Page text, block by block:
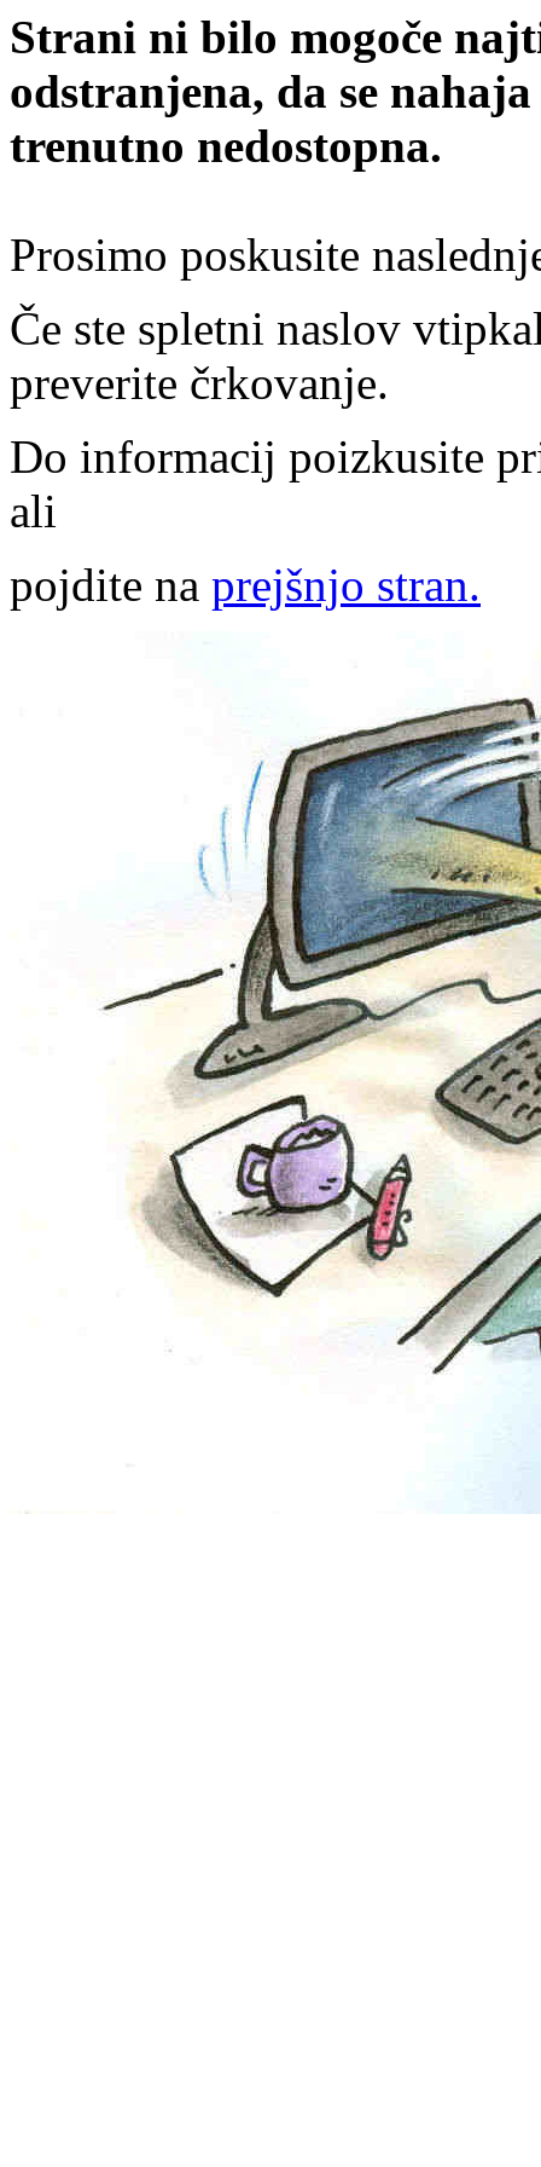
Strani ni bilo mogoče
odstranjena, da se
trenutno nedostopna.
Prosimo poskusite
Če ste spletni naslov
preverite črkovanje.
Do informacij poizkusite
ali
pojdite na prejšnjo stran.